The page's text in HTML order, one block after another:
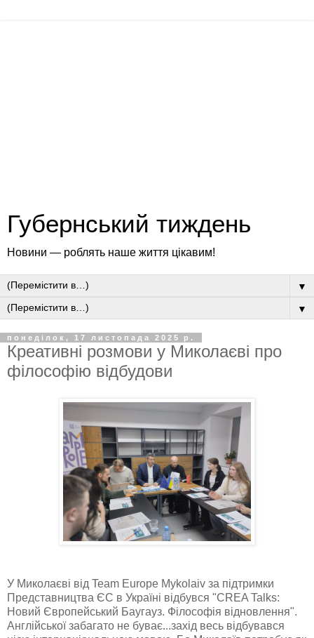
Губернський тиждень
Новини — роблять наше життя цікавим!
▼
▼
понеділок, 17 листопада 2025 р.
Креативні розмови у Миколаєві про
філософію відбудови
У Миколаєві від Team Europe Mykolaiv за підтримки
Представництва ЄС в Україні відбувся "CREA Talks:
Новий Європейський Баугауз. Філософія відновлення".
Англійської забагато не буває...захід весь відбувався